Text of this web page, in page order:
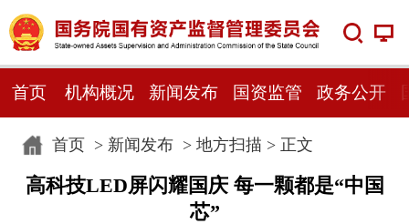
首页 机构概况 新闻发布 国资监管 政务公开
首页> 新闻发布> 地方扫描 > 正文
高科技LED屏闪耀国庆 每一颗都是“中国
芯”